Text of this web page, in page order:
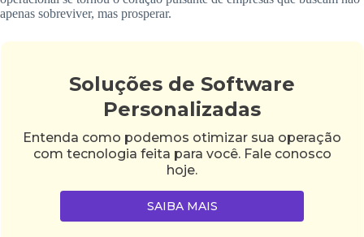
apenas sobreviver, mas prosperar.
Soluções de Software
Personalizadas
Entenda como podemos otimizar sua operação
com tecnologia feita para você. Fale conosco
hoje.
SAIBA MAIS